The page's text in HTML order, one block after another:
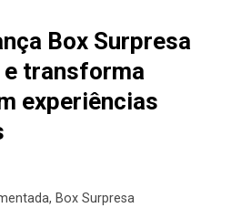
Box Surpresa
transforma
experiências
, Box Surpresa